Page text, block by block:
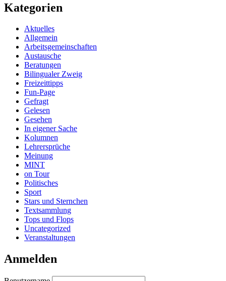
Kategorien
Aktuelles
Allgemein
Arbeitsgemeinschaften
Austausche
Beratungen
Bilingualer Zweig
Freizeittipps
Fun-Page
Gefragt
Gelesen
Gesehen
In eigener Sache
Kolumnen
Lehrersprüche
Meinung
MINT
on Tour
Politisches
Sport
Stars und Sternchen
Textsammlung
Tops und Flops
Uncategorized
Veranstaltungen
Anmelden